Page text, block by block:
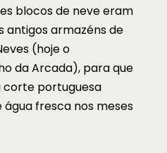
blocos de neve eram
antigos armazéns de
(hoje o
da Arcada), para que
corte portuguesa
fresca nos meses